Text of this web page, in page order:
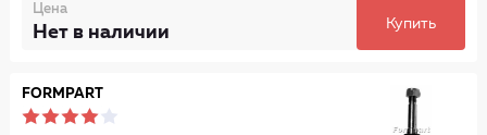
Цена
Нет в наличии Купить
FORMPART